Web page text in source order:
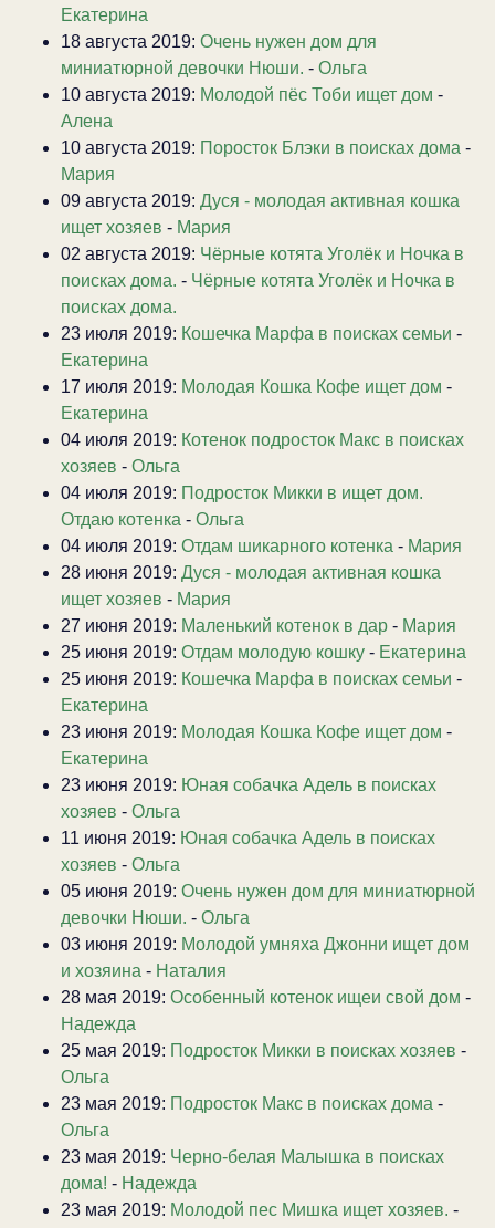
Екатерина
18 августа 2019: Очень нужен дом для
миниатюрной девочки Нюши. - Ольга
10 августа 2019: Молодой пёс Тоби ищет дом -
Алена
10 августа 2019: Поросток Блэки в поисках дома -
Мария
09 августа 2019: Дуся - молодая активная кошка
ищет хозяев - Мария
02 августа 2019: Чёрные котята Уголёк и Ночка в
поисках дома. - Чёрные котята Уголёк и Ночка в
поисках дома.
23 июля 2019: Кошечка Марфа в поисках семьи -
Екатерина
17 июля 2019: Молодая Кошка Кофе ищет дом -
Екатерина
04 июля 2019: Котенок подросток Макс в поисках
хозяев - Ольга
04 июля 2019: Подросток Микки в ищет дом.
Отдаю котенка - Ольга
04 июля 2019: Отдам шикарного котенка - Мария
28 июня 2019: Дуся - молодая активная кошка
ищет хозяев - Мария
27 июня 2019: Маленький котенок в дар - Мария
25 июня 2019: Отдам молодую кошку - Екатерина
25 июня 2019: Кошечка Марфа в поисках семьи -
Екатерина
23 июня 2019: Молодая Кошка Кофе ищет дом -
Екатерина
23 июня 2019: Юная собачка Адель в поисках
хозяев - Ольга
11 июня 2019: Юная собачка Адель в поисках
хозяев - Ольга
05 июня 2019: Очень нужен дом для миниатюрной
девочки Нюши. - Ольга
03 июня 2019: Молодой умняха Джонни ищет дом
и хозяина - Наталия
28 мая 2019: Особенный котенок ищеи свой дом -
Надежда
25 мая 2019: Подросток Микки в поисках хозяев -
Ольга
23 мая 2019: Подросток Макс в поисках дома -
Ольга
23 мая 2019: Черно-белая Малышка в поисках
дома! - Надежда
23 мая 2019: Молодой пес Мишка ищет хозяев. -